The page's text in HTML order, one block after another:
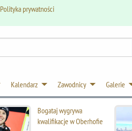
Polityka prywatności
Kalendarz Zawodnicy Galerie
Bogataj wygrywa
kwalifikacje w Oberhofie